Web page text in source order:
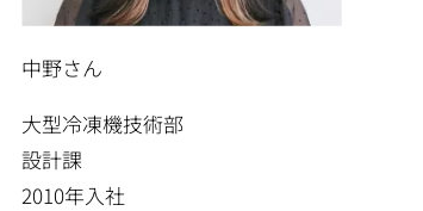
中野さん
大型冷凍機技術部
設計課
2010年入社